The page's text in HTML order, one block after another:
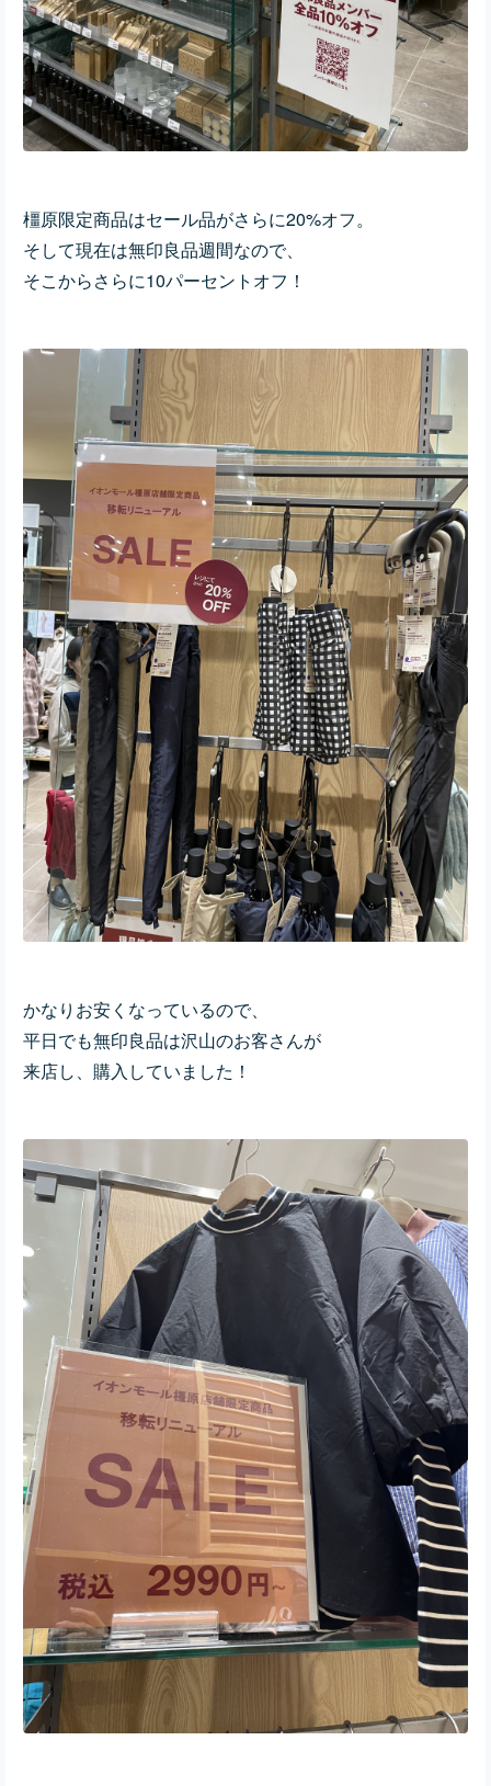
橿原限定商品はセール品がさらに20%オフ。
そして現在は無印良品週間なので、
そこからさらに10パーセントオフ！
かなりお安くなっているので、
平日でも無印良品は沢山のお客さんが
来店し、購入していました！